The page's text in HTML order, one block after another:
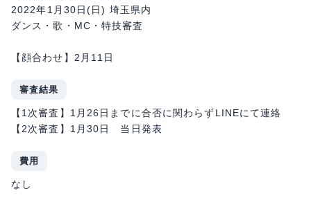
2022年1月30日(日) 埼玉県内
ダンス・歌・MC・特技審査
【顔合わせ】2月11日
審査結果
【1次審査】1月26日までに合否に関わらずLINEにて連絡
【2次審査】1月30日 当日発表
費用
なし